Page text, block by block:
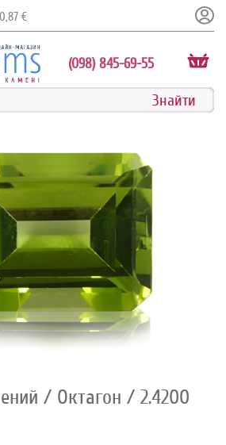
€
(098) 845-69-55
/ Октагон / 2.4200